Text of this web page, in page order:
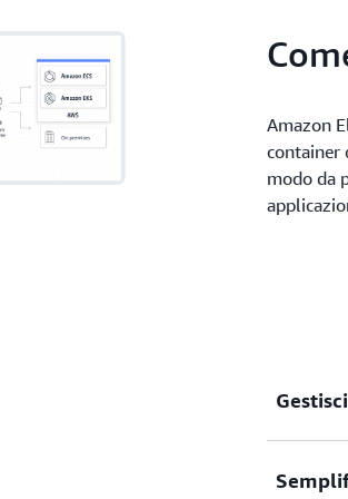
Amazon
container
modo da